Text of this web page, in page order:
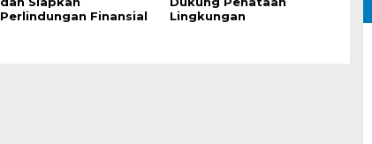
Perlindungan Finansial
Lingkungan